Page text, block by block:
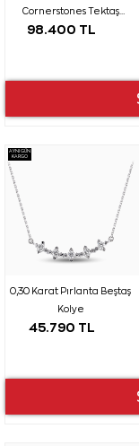
Cornerstones Tektaş
Pırlanta Kolye
98.400 TL
AYNI GÜN
KARGO
0,30 Karat Pırlanta Beştaş
Kolye
45.790 TL